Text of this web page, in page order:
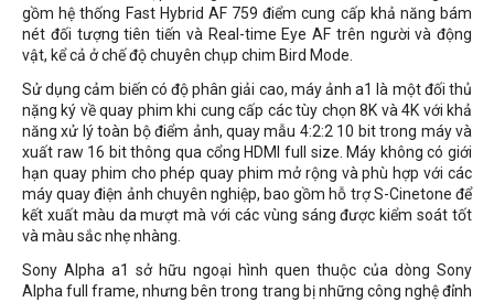
gồm hệ thống Fast Hybrid AF 759 điểm cung cấp khả năng bám
nét đối tượng tiên tiến và Real-time Eye AF trên người và động
vật, kể cả ở chế độ chuyên chụp chim Bird Mode.
Sử dụng cảm biến có độ phân giải cao, máy ảnh a1 là một đối thủ
nặng ký về quay phim khi cung cấp các tùy chọn 8K và 4K với khả
năng xử lý toàn bộ điểm ảnh, quay mẫu 4:2:2 10 bit trong máy và
xuất raw 16 bit thông qua cổng HDMI full size. Máy không có giới
hạn quay phim cho phép quay phim mở rộng và phù hợp với các
máy quay điện ảnh chuyên nghiệp, bao gồm hỗ trợ S-Cinetone để
kết xuất màu da mượt mà với các vùng sáng được kiểm soát tốt
và màu sắc nhẹ nhàng.
Sony Alpha a1 sở hữu ngoại hình quen thuộc của dòng Sony
Alpha full frame, nhưng bên trong trang bị những công nghệ đỉnh